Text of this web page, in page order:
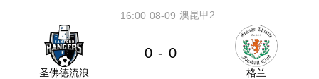
08-09
16:00 澳昆甲2
圣佛德流浪
0 - 0
格兰